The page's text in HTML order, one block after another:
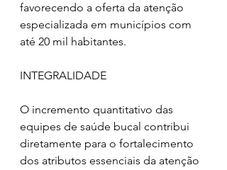
favorecendo a oferta da atenção
especializada em municípios com
até 20 mil habitantes.
INTEGRALIDADE
O incremento quantitativo das
equipes de saúde bucal contribui
diretamente para o fortalecimento
dos atributos essenciais da atenção